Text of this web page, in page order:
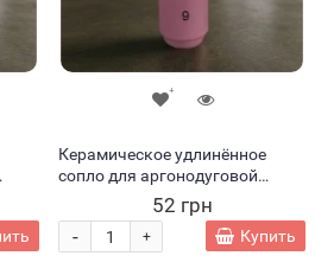
Керамическое удлинённое
сопло для аргонодуговой
горелки (TIG) №6L, d 9,5 мм
1186 (JS)
52 грн
+
- Купить